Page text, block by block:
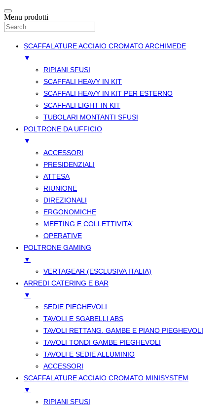
Menu prodotti
SCAFFALATURE ACCIAIO CROMATO ARCHIMEDE
▼
RIPIANI SFUSI
SCAFFALI HEAVY IN KIT
SCAFFALI HEAVY IN KIT PER ESTERNO
SCAFFALI LIGHT IN KIT
TUBOLARI MONTANTI SFUSI
POLTRONE DA UFFICIO
▼
ACCESSORI
PRESIDENZIALI
ATTESA
RIUNIONE
DIREZIONALI
ERGONOMICHE
MEETING E COLLETTIVITA’
OPERATIVE
POLTRONE GAMING
▼
VERTAGEAR (ESCLUSIVA ITALIA)
ARREDI CATERING E BAR
▼
SEDIE PIEGHEVOLI
TAVOLI E SGABELLI ABS
TAVOLI RETTANG. GAMBE E PIANO PIEGHEVOLI
TAVOLI TONDI GAMBE PIEGHEVOLI
TAVOLI E SEDIE ALLUMINIO
ACCESSORI
SCAFFALATURE ACCIAIO CROMATO MINISYSTEM
▼
RIPIANI SFUSI